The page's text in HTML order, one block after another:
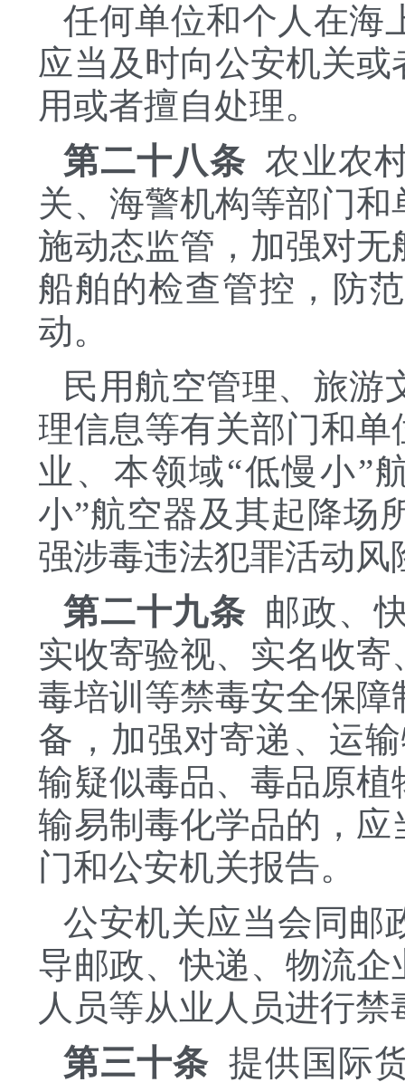
任何单位和个人在海
应当及时向公安机关
用或者擅自处理。
第二十八条 农业农
关、海警机构等部门
施动态监管，加强对
船舶的检查管控，防
动。
民用航空管理、旅游
理信息等有关部门和
业、本领域“低慢小”
小”航空器及其起降场
强涉毒违法犯罪活动风
第二十九条邮政、
实收寄验视、实名收
毒培训等禁毒安全保
备，加强对寄递、运
输疑似毒品、毒品原
输易制毒化学品的，
门和公安机关报告。
公安机关应当会同邮
导邮政、快递、物流
人员等从业人员进行禁
第三十条 提供国际